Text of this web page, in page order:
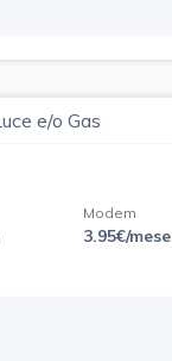
e/o Gas
Modem
3.95€/mese